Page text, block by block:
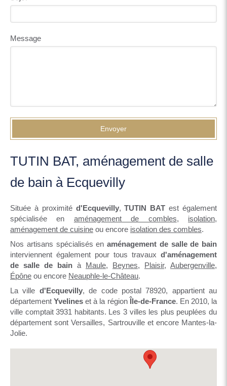
Message
Envoyer
TUTIN BAT, aménagement de salle
de bain à Ecquevilly
Située à proximitéd'Ecquevilly,TUTIN BAT est également
spécialisée en aménagement de combles, isolation,
aménagement de cuisine ou encore isolation des combles.
Nos artisans spécialisés en aménagement de salle de bain
interviennent également pour tous travaux d'aménagement
de salle de bain à Maule, Beynes, Plaisir, Aubergenville,
Épône ou encore Neauphle-le-Château.
La ville d'Ecquevilly, de code postal 78920, appartient au
départementYvelines et à la région Île-de-France. En 2010, la
ville comptait 3931 habitants. Les 3 villes les plus peuplées du
département sont Versailles, Sartrouville et encore Mantes-la-
Jolie.